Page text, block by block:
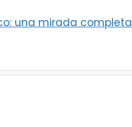
una mirada completa